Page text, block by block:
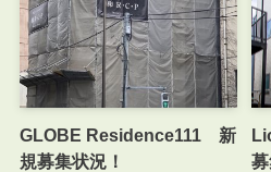
GLOBE Residence111 新
規募集状況！
募